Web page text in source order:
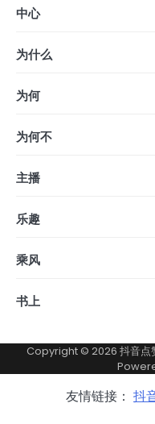
中心
为什么
为何
为何不
主播
乐趣
乘风
书上
Copyright © 2026 抖音点
友情链接： 抖